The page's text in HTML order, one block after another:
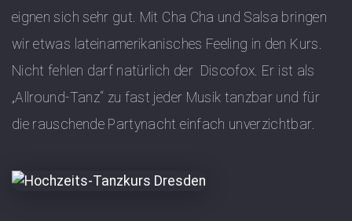
eignen sich sehr gut. Mit Cha Cha und Salsa bringen
wir etwas lateinamerikanisches Feeling in den Kurs.
Nicht fehlen darf natürlich der Discofox. Er ist als
„Allround-Tanz“ zu fast jeder Musik tanzbar und für
die rauschende Partynacht einfach unverzichtbar.